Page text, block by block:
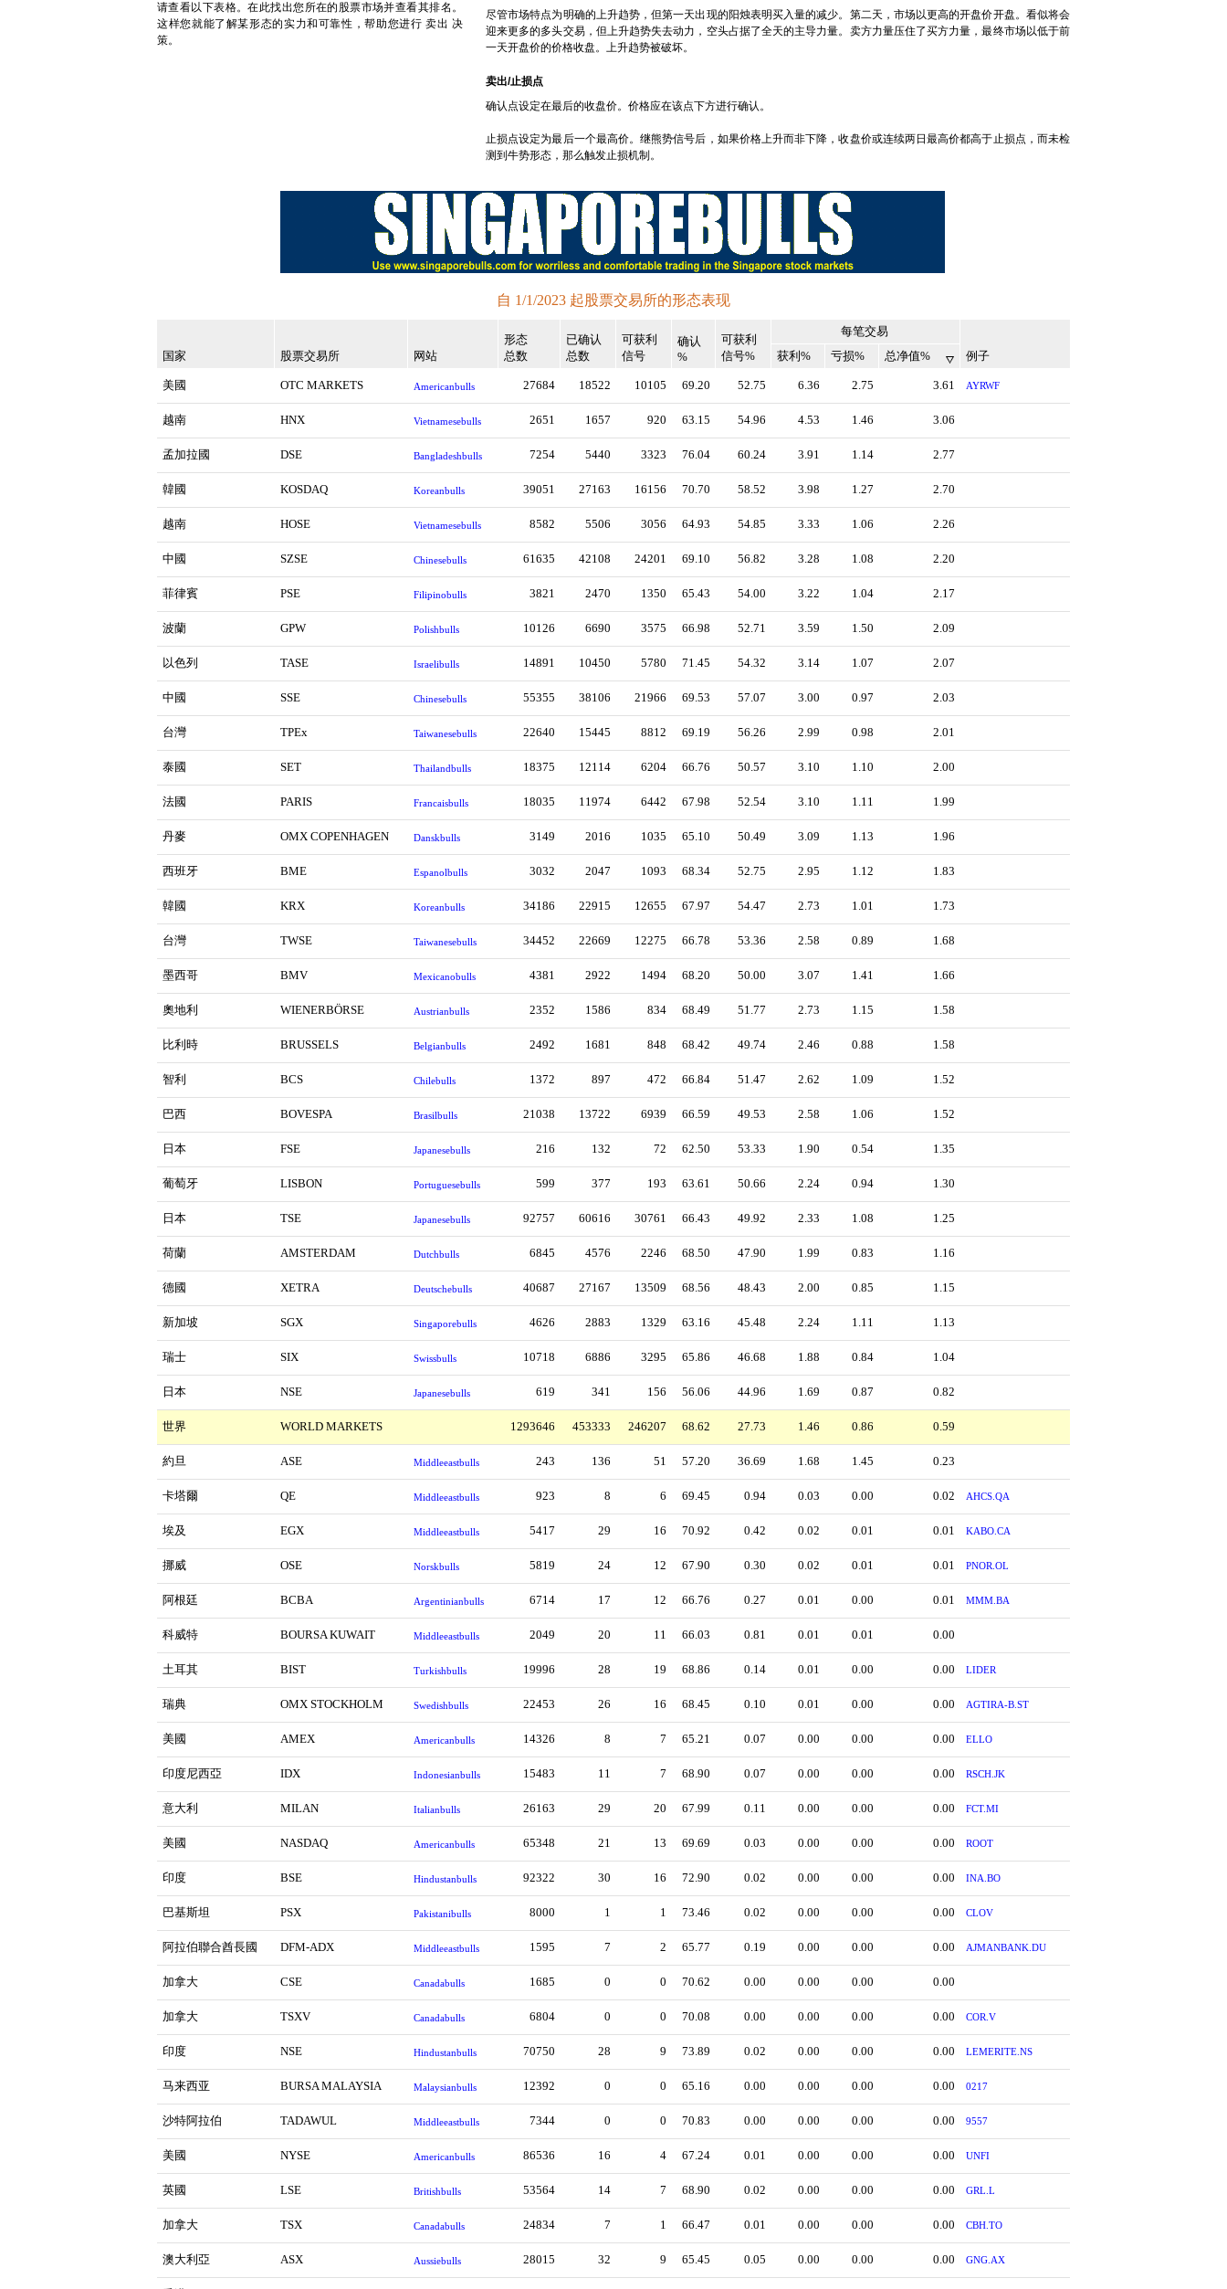
请查看以下表格。在此找出您所在的股票市场并查看其排名。
这样您就能了解某形态的实力和可靠性，帮助您进行 卖出 决
策。
尽管市场特点为明确的上升趋势，但第一天出现的阳烛表明买入量的减少。第二天，市场以更高的开盘价开盘。看似将会
迎来更多的多头交易，但上升趋势失去动力，空头占据了全天的主导力量。卖方力量压住了买方力量，最终市场以低于前
一天开盘价的价格收盘。上升趋势被破坏。
卖出/止损点
确认点设定在最后的收盘价。价格应在该点下方进行确认。
止损点设定为最后一个最高价。继熊势信号后，如果价格上升而非下降，收盘价或连续两日最高价都高于止损点，而未检
测到牛势形态，那么触发止损机制。
自 1/1/2023 起股票交易所的形态表现
国家 股票交易所 网站
形态
总数
已确认
总数
可获利
信号
确认
%
可获利
信号%
每笔交易
例子
获利% 亏损% 总净值%
美國 OTC MARKETS Americanbulls 27684 18522 10105 69.20 52.75 6.36 2.75 3.61 AYRWF
越南 HNX Vietnamesebulls 2651 1657 920 63.15 54.96 4.53 1.46 3.06
孟加拉國 DSE Bangladeshbulls 7254 5440 3323 76.04 60.24 3.91 1.14 2.77
韓國 KOSDAQ Koreanbulls 39051 27163 16156 70.70 58.52 3.98 1.27 2.70
越南 HOSE Vietnamesebulls 8582 5506 3056 64.93 54.85 3.33 1.06 2.26
中國 SZSE Chinesebulls 61635 42108 24201 69.10 56.82 3.28 1.08 2.20
菲律賓 PSE Filipinobulls 3821 2470 1350 65.43 54.00 3.22 1.04 2.17
波蘭 GPW Polishbulls 10126 6690 3575 66.98 52.71 3.59 1.50 2.09
以色列 TASE Israelibulls 14891 10450 5780 71.45 54.32 3.14 1.07 2.07
中國 SSE Chinesebulls 55355 38106 21966 69.53 57.07 3.00 0.97 2.03
台灣 TPEx Taiwanesebulls 22640 15445 8812 69.19 56.26 2.99 0.98 2.01
泰國 SET Thailandbulls 18375 12114 6204 66.76 50.57 3.10 1.10 2.00
法國 PARIS Francaisbulls 18035 11974 6442 67.98 52.54 3.10 1.11 1.99
丹麥 OMX COPENHAGEN Danskbulls 3149 2016 1035 65.10 50.49 3.09 1.13 1.96
西班牙 BME Espanolbulls 3032 2047 1093 68.34 52.75 2.95 1.12 1.83
韓國 KRX Koreanbulls 34186 22915 12655 67.97 54.47 2.73 1.01 1.73
台灣 TWSE Taiwanesebulls 34452 22669 12275 66.78 53.36 2.58 0.89 1.68
墨西哥 BMV Mexicanobulls 4381 2922 1494 68.20 50.00 3.07 1.41 1.66
奧地利 WIENERBÖRSE Austrianbulls 2352 1586 834 68.49 51.77 2.73 1.15 1.58
比利時 BRUSSELS Belgianbulls 2492 1681 848 68.42 49.74 2.46 0.88 1.58
智利 BCS Chilebulls 1372 897 472 66.84 51.47 2.62 1.09 1.52
巴西 BOVESPA Brasilbulls 21038 13722 6939 66.59 49.53 2.58 1.06 1.52
日本 FSE Japanesebulls 216 132 72 62.50 53.33 1.90 0.54 1.35
葡萄牙 LISBON Portuguesebulls 599 377 193 63.61 50.66 2.24 0.94 1.30
日本 TSE Japanesebulls 92757 60616 30761 66.43 49.92 2.33 1.08 1.25
荷蘭 AMSTERDAM Dutchbulls 6845 4576 2246 68.50 47.90 1.99 0.83 1.16
德國 XETRA Deutschebulls 40687 27167 13509 68.56 48.43 2.00 0.85 1.15
新加坡 SGX Singaporebulls 4626 2883 1329 63.16 45.48 2.24 1.11 1.13
瑞士 SIX Swissbulls 10718 6886 3295 65.86 46.68 1.88 0.84 1.04
日本 NSE Japanesebulls 619 341 156 56.06 44.96 1.69 0.87 0.82
世界 WORLD MARKETS 1293646 453333 246207 68.62 27.73 1.46 0.86 0.59
約旦 ASE Middleeastbulls 243 136 51 57.20 36.69 1.68 1.45 0.23
卡塔爾 QE Middleeastbulls 923 8 6 69.45 0.94 0.03 0.00 0.02 AHCS.QA
埃及 EGX Middleeastbulls 5417 29 16 70.92 0.42 0.02 0.01 0.01 KABO.CA
挪威 OSE Norskbulls 5819 24 12 67.90 0.30 0.02 0.01 0.01 PNOR.OL
阿根廷 BCBA Argentinianbulls 6714 17 12 66.76 0.27 0.01 0.00 0.01 MMM.BA
科威特 BOURSA KUWAIT Middleeastbulls 2049 20 11 66.03 0.81 0.01 0.01 0.00
土耳其 BIST Turkishbulls 19996 28 19 68.86 0.14 0.01 0.00 0.00 LIDER
瑞典 OMX STOCKHOLM Swedishbulls 22453 26 16 68.45 0.10 0.01 0.00 0.00 AGTIRA-B.ST
美國 AMEX Americanbulls 14326 8 7 65.21 0.07 0.00 0.00 0.00 ELLO
印度尼西亞 IDX Indonesianbulls 15483 11 7 68.90 0.07 0.00 0.00 0.00 RSCH.JK
意大利 MILAN Italianbulls 26163 29 20 67.99 0.11 0.00 0.00 0.00 FCT.MI
美國 NASDAQ Americanbulls 65348 21 13 69.69 0.03 0.00 0.00 0.00 ROOT
印度 BSE Hindustanbulls 92322 30 16 72.90 0.02 0.00 0.00 0.00 INA.BO
巴基斯坦 PSX Pakistanibulls 8000 1 1 73.46 0.02 0.00 0.00 0.00 CLOV
阿拉伯聯合酋長國 DFM-ADX Middleeastbulls 1595 7 2 65.77 0.19 0.00 0.00 0.00 AJMANBANK.DU
加拿大 CSE Canadabulls 1685 0 0 70.62 0.00 0.00 0.00 0.00
加拿大 TSXV Canadabulls 6804 0 0 70.08 0.00 0.00 0.00 0.00 COR.V
印度 NSE Hindustanbulls 70750 28 9 73.89 0.02 0.00 0.00 0.00 LEMERITE.NS
马来西亚 BURSA MALAYSIA Malaysianbulls 12392 0 0 65.16 0.00 0.00 0.00 0.00 0217
沙特阿拉伯 TADAWUL Middleeastbulls 7344 0 0 70.83 0.00 0.00 0.00 0.00 9557
美國 NYSE Americanbulls 86536 16 4 67.24 0.01 0.00 0.00 0.00 UNFI
英國 LSE Britishbulls 53564 14 7 68.90 0.02 0.00 0.00 0.00 GRL.L
加拿大 TSX Canadabulls 24834 7 1 66.47 0.01 0.00 0.00 0.00 CBH.TO
澳大利亞 ASX Aussiebulls 28015 32 9 65.45 0.05 0.00 0.00 0.00 GNG.AX